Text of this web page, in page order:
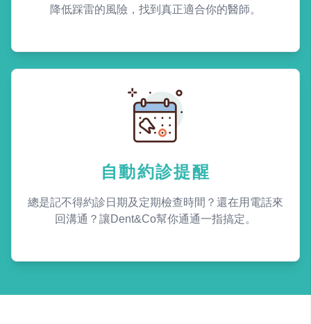
降低踩雷的風險，找到真正適合你的醫師。
自動約診提醒
總是記不得約診日期及定期檢查時間？還在用電話來
回溝通？讓Dent&Co幫你通通一指搞定。